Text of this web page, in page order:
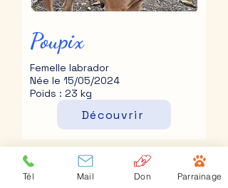
Poupix
Femelle labrador
Née le 15/05/2024
Poids : 23 kg
Découvrir
Tél Mail Don Parrainage